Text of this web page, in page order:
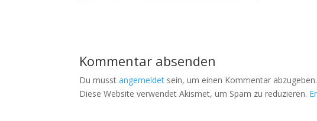
Kommentar absenden
Du musstangemeldet sein, um einen Kommentar abzugeben.
Diese Website verwendet Akismet, um Spam zu reduzieren.